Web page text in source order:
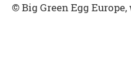
© Big Green Egg